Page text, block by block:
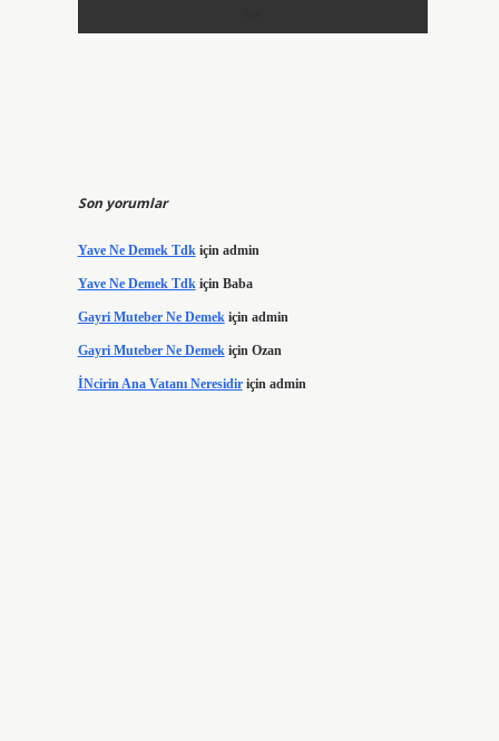
Son yorumlar
Yave Ne Demek Tdkiçin admin
Yave Ne Demek Tdkiçin Baba
Gayri Muteber Ne Demekiçin admin
Gayri Muteber Ne Demekiçin Ozan
İNcirin Ana Vatanı Neresidiriçin admin